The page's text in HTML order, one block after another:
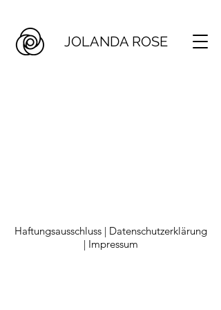
JOLANDA ROSE
Haftungsausschluss | Datenschutzerklärung
| Impressum